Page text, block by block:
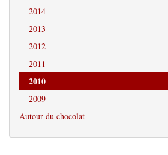
2014
2013
2012
2011
2010
2009
Autour du chocolat